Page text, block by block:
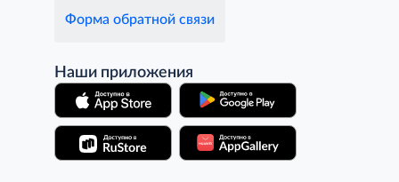
Форма обратной связи
Наши приложения